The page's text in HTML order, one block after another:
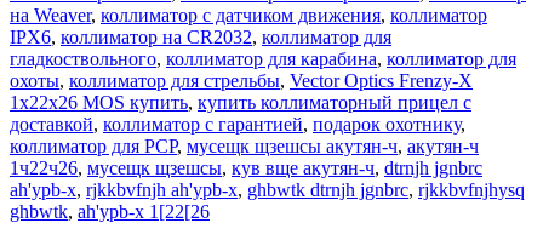
на Weaver, коллиматор с датчиком движения, коллиматор
IPX6, коллиматор на CR2032, коллиматор для
гладкоствольного, коллиматор для карабина, коллиматор для
охоты, коллиматор для стрельбы, Vector Optics Frenzy-X
1x22x26 MOS купить, купить коллиматорный прицел с
доставкой, коллиматор с гарантией, подарок охотнику,
коллиматор для PCP, мусещк щзешсы акутян-ч, акутян-ч
1ч22ч26, мусещк щзешсы, кув вще акутян-ч, dtrnjh jgnbrc
ah'ypb-x, rjkkbvfnjh ah'ypb-x, ghbwtk dtrnjh jgnbrc, rjkkbvfnjhysq
ghbwtk, ah'ypb-x 1[22[26